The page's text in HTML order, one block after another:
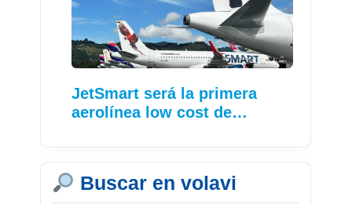
JetSmart será la primera
aerolínea low cost de…
Buscar en volavi